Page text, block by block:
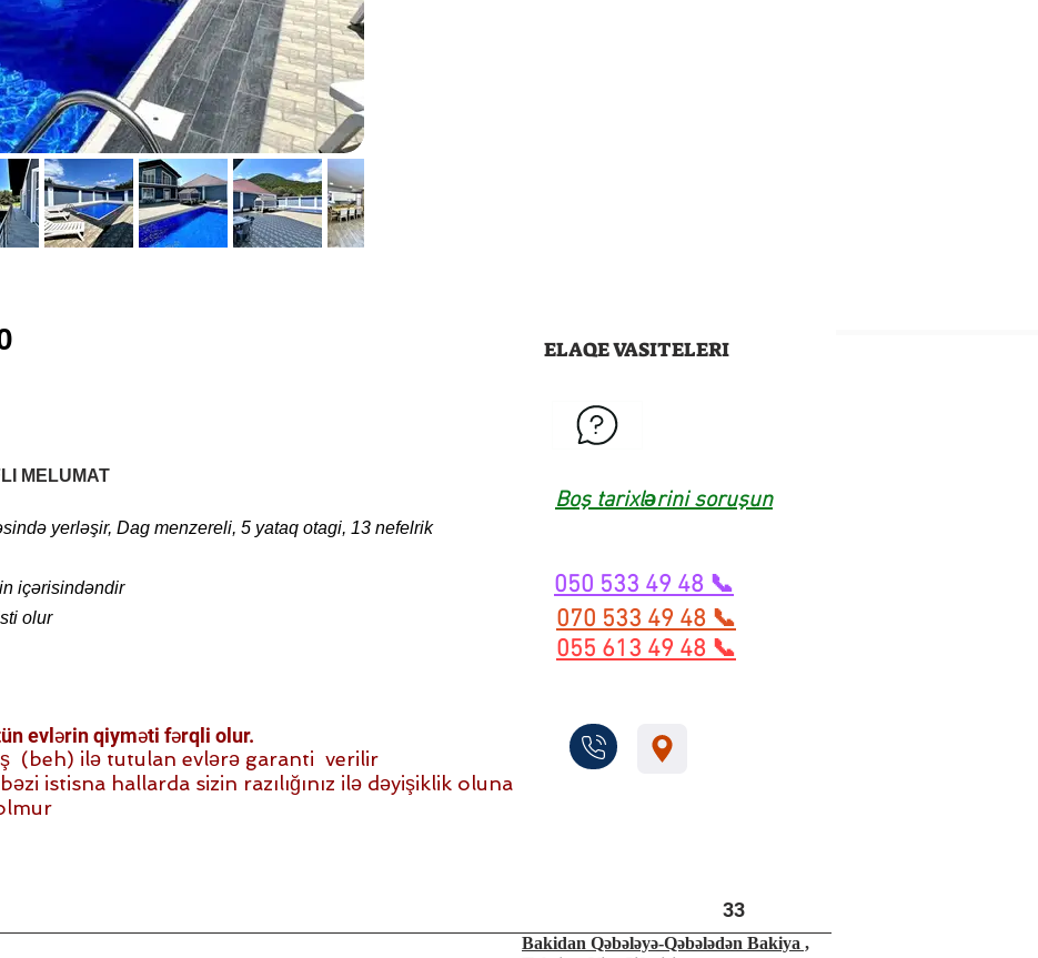
ELAQE VASITELERI
MELUMAT
Boş tarixlərini soruşun
yerləşir, Dag menzereli, 5 yataq otagi, 13 nefelrik
içərisindəndir
olur
050 533 49 48 📞
070 533 49 48 📞
055 613 49 48 📞
evlərin qiyməti fərqli olur.
(beh) ilə tutulan evlərə garanti verilir
istisna hallarda sizin razılığınız ilə dəyişiklik oluna
33
Bakidan Qəbələyə-Qəbələdən Bakiya ,